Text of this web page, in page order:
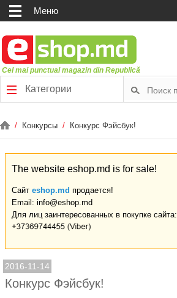
Меню
Cel mai punctual magazin din Republică
Категории
/ Конкурсы / Конкурс Фэйсбук!
The website eshop.md is for sale!
Сайт eshop.md продается!
Email: info@eshop.md
Для лиц заинтересованных в покупке сайта:
2016-11-14
Конкурс Фэйсбук!